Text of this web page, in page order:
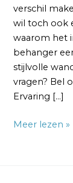
verschil
wil toch ook
waarom het
behanger
stijlvolle
vragen? Bel
Ervaring […]
Meer lezen »